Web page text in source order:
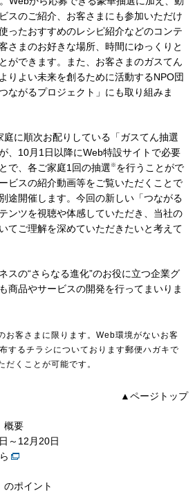
企業情報
・産業用のお客さま
い合わせ English
スのご紹介、お客さまにも参加いただけ
ったおすすめのレシピ紹介などのコンテ
さまのお好きな場所、時間にゆっくりと
ができます。また、お客さまのガスてん
りよい未来を創るために活動するNPO団
ながるプロジェクト」にも取り組みま
に順次お配りしている「ガスてん抽選
、10月1日以降にWeb特設サイトで必要
で、各ご家庭1回の抽選 ※ を行うことがで
ビスの紹介動画等をご覧いただくことで
途開催します。今回の新しい「つながる
ンツを視聴や体感していただき、当社の
てご理解を深めていただきたいと考えて
スの“さらなる進化”のお役に立つ企業グ
商品やサービスの開発を行ってまいりま
お客さまに限ります。Web環境がないお客
するチラシについております郵便ハガキで
だくことが可能です。
▲ページトップ
概要
～12月20日
ポイント